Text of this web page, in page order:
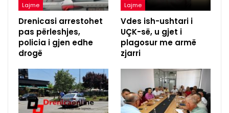
Lajme
Drenicasi arrestohet
pas përleshjes,
policia i gjen edhe
drogë
Lajme
Vdes ish-ushtari i
UÇK-së, u gjet i
plagosur me armë
zjarri